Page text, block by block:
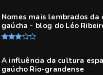
Nomes mais lembrados da
gaúcha - blog do Léo
A influência da cultura
gaúcho Rio-grandense